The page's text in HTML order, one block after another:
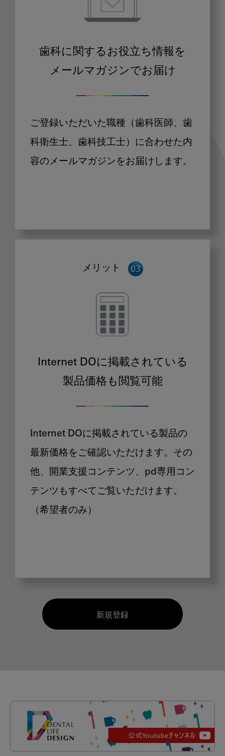
歯科に関するお役立ち情報を
メールマガジンでお届け
ご登録いただいた職種（歯科医師、歯
科衛生士、歯科技工士）に合わせた内
容のメールマガジンをお届けします。
メリット
Internet DOに掲載されている
製品価格も閲覧可能
Internet DOに掲載されている製品の
最新価格をご確認いただけます。その
他、開業支援コンテンツ、pd専用コン
テンツもすべてご覧いただけます。
（希望者のみ）
新規登録